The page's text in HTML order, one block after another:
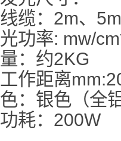
线缆：2m、
光功率:
量：约2KG
工作
色：银色（全
功耗：200W